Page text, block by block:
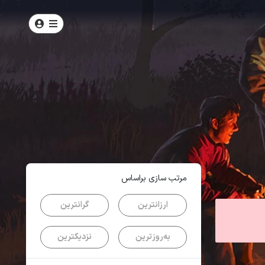
مرتب سازی براساس
ارزانترین گرانترین
به‌روزترین نزدیکترین